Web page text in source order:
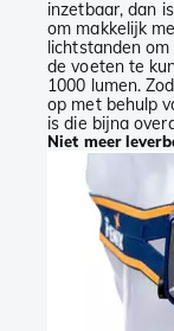
inzetbaar, dan
om makkelijk
lichtstanden
de voeten te
1000 lumen.
op met behulp
is die bijna
Niet meer